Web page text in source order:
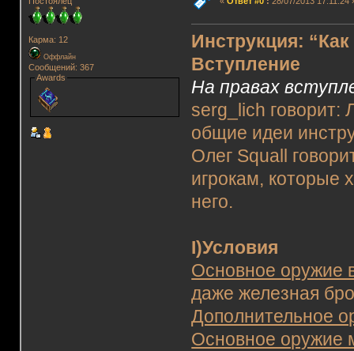
Карма: 12
Оффлайн
Сообщений: 367
Awards
Инструкция:
Вступление
На правах
serg_lich говорит:
общие идеи
Олег Squall
игрокам, которые
него.
I)Условия
Основное оружие
даже железная
Дополнительное
Основное оружие